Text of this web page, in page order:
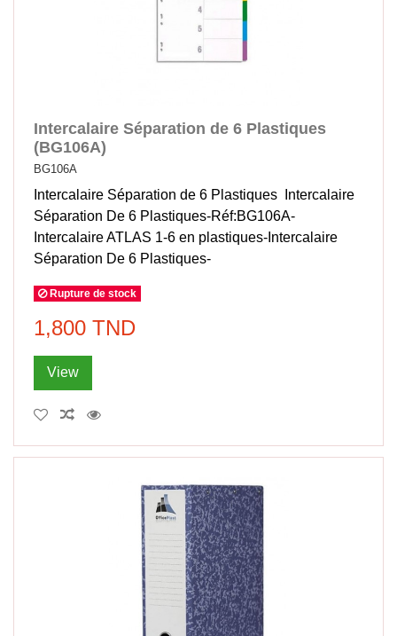
Intercalaire Séparation de 6 Plastiques
(BG106A)
BG106A
Intercalaire Séparation de 6 Plastiques Intercalaire
Séparation De 6 Plastiques-Réf:BG106A-
Intercalaire ATLAS 1-6 en plastiques-Intercalaire
Séparation De 6 Plastiques-
Rupture de stock
1,800 TND
View